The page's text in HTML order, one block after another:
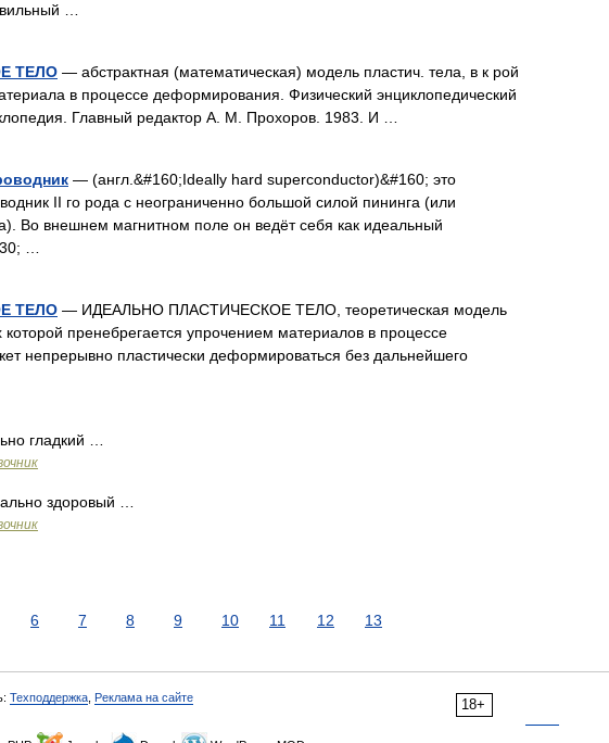
…
ТЕЛО — абстрактная (математическая) модель пластич. тела, в к рой
в процессе деформирования. Физический энциклопедический
Главный редактор А. М. Прохоров. 1983. И …
— (англ.&#160;Ideally hard superconductor)&#160; это
II го рода с неограниченно большой силой пининга (или
Во внешнем магнитном поле он ведёт себя как идеальный
…
ТЕЛО — ИДЕАЛЬНО ПЛАСТИЧЕСКОЕ ТЕЛО, теоретическая модель
которой пренебрегается упрочением материалов в процессе
непрерывно пластически деформироваться без дальнейшего
гладкий …
здоровый …
6 7 8 9 10 11 12 13
18+
Техподдержка Реклама на сайте